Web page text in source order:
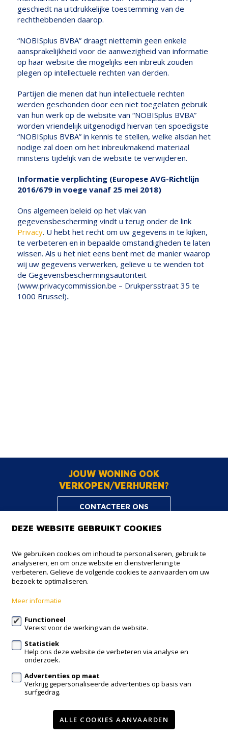
geschiedt na uitdrukkelijke toestemming van de
rechthebbenden daarop.
“NOBISplus BVBA” draagt niettemin geen enkele
aansprakelijkheid voor de aanwezigheid van informatie
op haar website die mogelijks een inbreuk zouden
plegen op intellectuele rechten van derden.
Partijen die menen dat hun intellectuele rechten
werden geschonden door een niet toegelaten gebruik
van hun werk op de website van “NOBISplus BVBA”
worden vriendelijk uitgenodigd hiervan ten spoedigste
“NOBISplus BVBA” in kennis te stellen, welke alsdan het
nodige zal doen om het inbreukmakend materiaal
minstens tijdelijk van de website te verwijderen.
Informatie verplichting (Europese AVG-Richtlijn
2016/679 in voege vanaf 25 mei 2018)
Ons algemeen beleid op het vlak van
gegevensbescherming vindt u terug onder de link
Privacy. U hebt het recht om uw gegevens in te kijken,
te verbeteren en in bepaalde omstandigheden te laten
wissen. Als u het niet eens bent met de manier waarop
wij uw gegevens verwerken, gelieve u te wenden tot
de Gegevensbeschermingsautoriteit
(www.privacycommission.be – Drukpersstraat 35 te
1000 Brussel)..
JOUW WONING OOK
VERKOPEN/VERHUREN?
CONTACTEER ONS
NOBIS+
Onze Lieve Vrouwstraat 18
3050 Oud-Heverlee
info@nobisplus.be
Volg ons op:
Te koop Nieuwbouw
Nieuws
DEZE WEBSITE GEBRUIKT COOKIES
We gebruiken cookies om inhoud te personaliseren, gebruik te
analyseren, en om onze website en dienstverlening te
verbeteren. Gelieve de volgende cookies te aanvaarden om uw
bezoek te optimaliseren.
Meer informatie
Functioneel
Vereist voor de werking van de website.
Statistiek
Help ons deze website de verbeteren via analyse en
onderzoek.
Advertenties op maat
Verkrijg gepersonaliseerde advertenties op basis van
surfgedrag.
ALLE COOKIES AANVAARDEN